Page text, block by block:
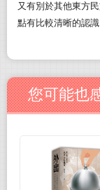
又有別於其他東方
點有比較清晰的認識
您可能也